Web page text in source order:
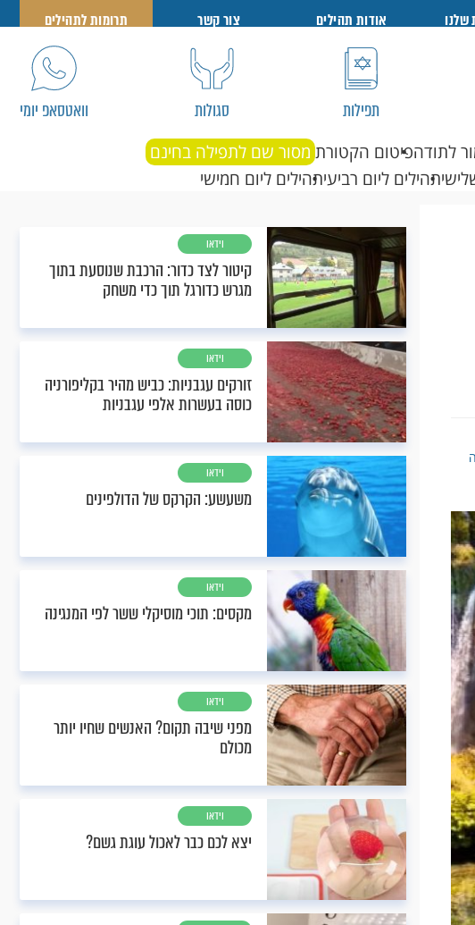
שלנו אודות תהילים צור קשר תרומות לתהילים
תפילות סגולות וואטסאפ יומי
לתודהפיטום הקטורת מסור שם לתפילה בחינם
תהילים ליום רביעיתהילים ליום חמישי
וידאו
קיטור לצד כדור: הרכבת שנוסעת בתוך
מגרש כדורגל תוך כדי משחק
וידאו
זורקים עגבניות: כביש מהיר בקליפורניה
כוסה בעשרות אלפי עגבניות
וידאו
משעשע: הקרקס של הדולפינים
וידאו
מקסים: תוכי מוסיקלי ששר לפי המנגינה
וידאו
מפני שיבה תקום? האנשים שחיו יותר
מכולם
וידאו
יצא לכם כבר לאכול עוגת גשם?